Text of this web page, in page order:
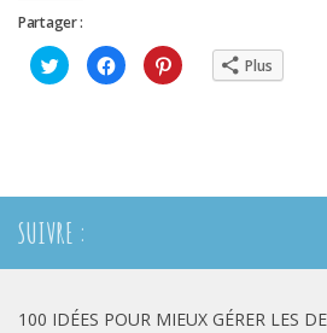
Partager :
Cliquez
pour
partager
Cliquez
pour
partager
Cliquez
pour Plus
SUIVRE :
100 IDÉES POUR MIEUX GÉRER LES